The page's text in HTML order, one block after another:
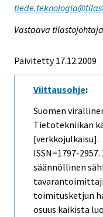
Vastaava
Päivitetty 17.12.2009
Viittausohje:
Suomen
Tietotekniikan
[verkkojulkaisu].
ISSN=1797-
säännöllinen
toimitusketjun
osuus kaikista